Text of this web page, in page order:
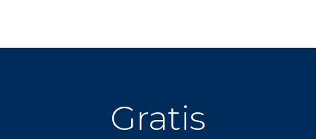
Gratis